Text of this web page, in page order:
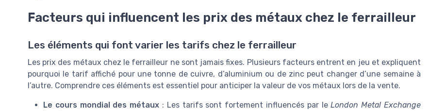
Facteurs qui influencent les prix des métaux chez le ferrailleur
Les éléments qui font varier les tarifs chez le ferrailleur
Les prix des métaux chez le ferrailleur ne sont jamais fixes. Plusieurs facteurs entrent en jeu et expliquent
pourquoi le tarif affiché pour une tonne de cuivre, d’aluminium ou de zinc peut changer d’une semaine à
l’autre. Comprendre ces éléments est essentiel pour anticiper la valeur de vos métaux lors de la vente.
Le cours mondial des métaux : Les tarifs sont fortement influencés par leLondon Metal Exchange